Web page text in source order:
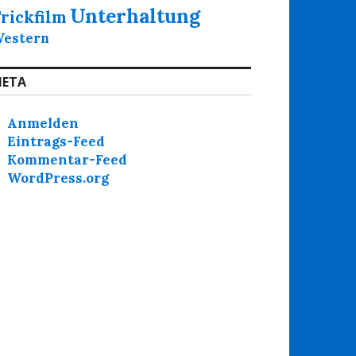
Unterhaltung
Anmelden
Eintrags-Feed
Kommentar-Feed
WordPress.org